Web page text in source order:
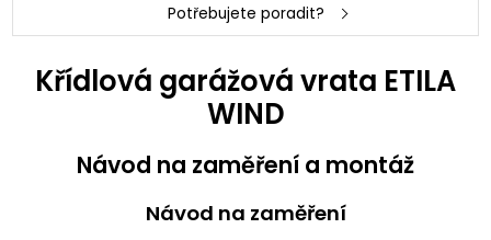
Potřebujete poradit?
Křídlová garážová vrata ETILA
WIND
Návod na zaměření a montáž
Návod na zaměření